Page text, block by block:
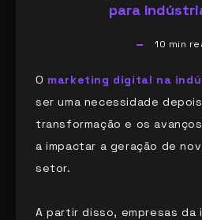
para
10 min
O marketing digital na
ser uma necessidade
transformação e os
a impactar a geração de
setor.
A partir disso, empresas da